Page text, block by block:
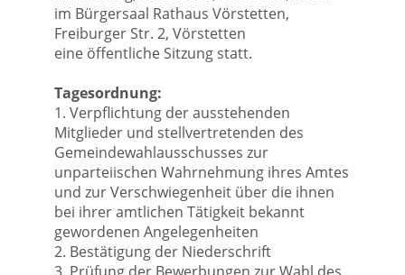
im Bürgersaal Rathaus Vörstetten,
Freiburger Str. 2, Vörstetten
eine öffentliche Sitzung statt.
Tagesordnung:
1. Verpflichtung der ausstehenden
Mitglieder und stellvertretenden des
Gemeindewahlausschusses zur
unparteiischen Wahrnehmung ihres Amtes
und zur Verschwiegenheit über die ihnen
bei ihrer amtlichen Tätigkeit bekannt
gewordenen Angelegenheiten
2. Bestätigung der Niederschrift